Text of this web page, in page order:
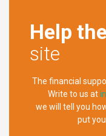
Help the
site
The financial
Write to us at
we will tell you
put